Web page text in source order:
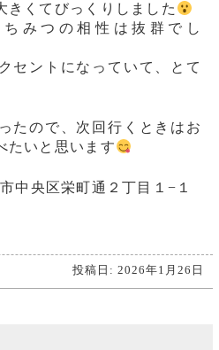
きくてびっくりしました
みつの相性は抜群でし
セントになっていて、とて
たので、次回行くときはお
たいと思います
中央区栄町通２丁目１−１
投稿日: 2026年1月26日